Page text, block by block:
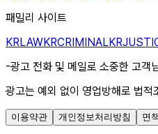
패밀리 사이트
KRLAWKRCRIMINAL
-광고 전화 및 메일로 소중한 고객
광고는 예외 없이 영업방해로 법적
이용약관 개인정보처리방침 면